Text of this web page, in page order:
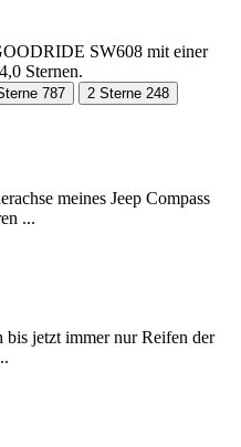
SW608 mit einer
Sternen.
787 2 Sterne 248
meines Jeep Compass
...
bis jetzt immer nur Reifen der